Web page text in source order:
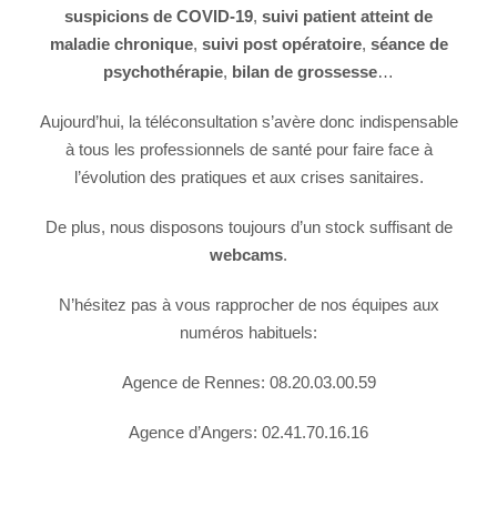
suspicions de COVID-19, suivi patient atteint de
maladie chronique, suivi post opératoire, séance de
psychothérapie, bilan de grossesse…
Aujourd’hui, la téléconsultation s’avère donc indispensable
à tous les professionnels de santé pour faire face à
l’évolution des pratiques et aux crises sanitaires.
De plus, nous disposons toujours d’un stock suffisant de
webcams.
N’hésitez pas à vous rapprocher de nos équipes aux
numéros habituels:
Agence de Rennes: 08.20.03.00.59
Agence d’Angers: 02.41.70.16.16